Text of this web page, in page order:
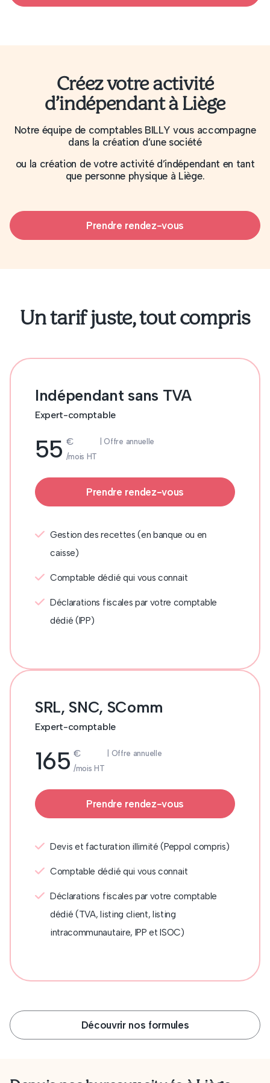
gérer vos obligations administratives et fiscales
dentistes,kinésithérapeutesetpsychologues.
Créez votre activité
d’indépendant à Liège
Notre équipe de comptables BILLY vous accompagne
dans la création d’une société
ou la création de votre activité d’indépendant en tant
que personne physique à Liège.
Prendre rendez-vous
Un tarif juste, tout compris
Indépendant sans TVA
Expert-comptable
55 €
/mois HT
| Offre annuelle
Prendre rendez-vous
Gestion des recettes (en banque ou en
caisse)
Comptable dédié qui vous connait
Déclarations fiscales par votre comptable
dédié (IPP)
SRL, SNC, SComm
Expert-comptable
165 €
/mois HT
| Offre annuelle
Prendre rendez-vous
Devis et facturation illimité (Peppol compris)
Comptable dédié qui vous connait
Déclarations fiscales par votre comptable
dédié (TVA, listing client, listing
intracommunautaire, IPP et ISOC)
Découvrir nos formules